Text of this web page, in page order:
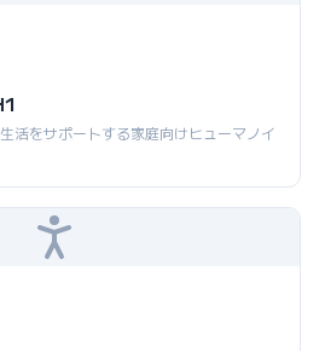
活をサポートする家庭向けヒューマノイ